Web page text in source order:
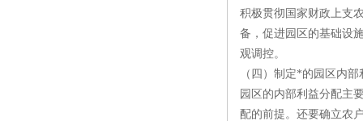
积极贯彻国家财政上支
备，促进园区的基础设
观调控。
（四）制定*的园区内
园区的内部利益分配主
配的前提。还要确立农